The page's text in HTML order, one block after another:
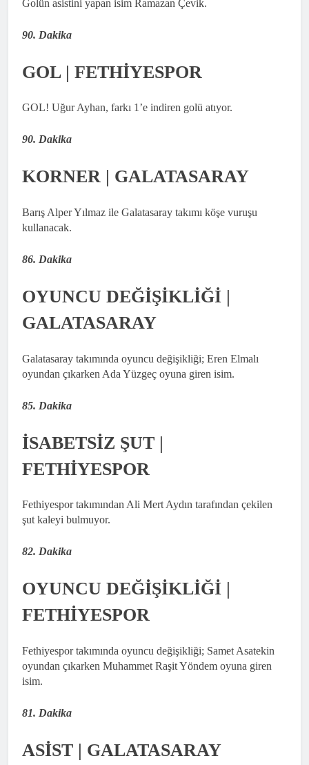
Golün asistini yapan isim Ramazan Çevik.
90. Dakika
GOL | FETHİYESPOR
GOL! Uğur Ayhan, farkı 1’e indiren golü atıyor.
90. Dakika
KORNER | GALATASARAY
Barış Alper Yılmaz ile Galatasaray takımı köşe vuruşu
kullanacak.
86. Dakika
OYUNCU DEĞİŞİKLİĞİ |
GALATASARAY
Galatasaray takımında oyuncu değişikliği; Eren Elmalı
oyundan çıkarken Ada Yüzgeç oyuna giren isim.
85. Dakika
İSABETSİZ ŞUT |
FETHİYESPOR
Fethiyespor takımından Ali Mert Aydın tarafından çekilen
şut kaleyi bulmuyor.
82. Dakika
OYUNCU DEĞİŞİKLİĞİ |
FETHİYESPOR
Fethiyespor takımında oyuncu değişikliği; Samet Asatekin
oyundan çıkarken Muhammet Raşit Yöndem oyuna giren
isim.
81. Dakika
ASİST | GALATASARAY